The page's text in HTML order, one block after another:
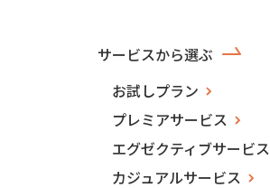
サービスから選ぶ
お試しプラン
プレミアサービス
エグゼクティブサービス
カジュアルサービス